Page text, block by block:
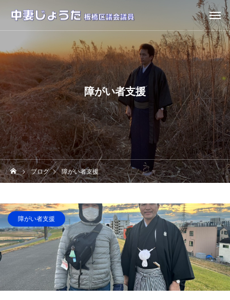
障がい者支援
ブログ 障がい者支援
障がい者支援